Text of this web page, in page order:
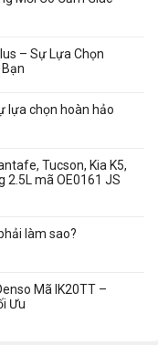
– Sự Lựa Chọn
lựa chọn hoàn hảo
Tucson, Kia K5,
2.5L mã OE0161 JS
làm sao?
Mã IK20TT –
Ưu